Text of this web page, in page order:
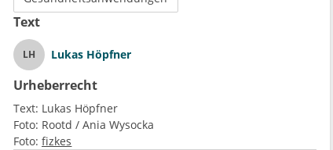
Text
LH Lukas Höpfner
Urheberrecht
Text: Lukas Höpfner
Foto: Rootd / Ania Wysocka
Foto: fizkes